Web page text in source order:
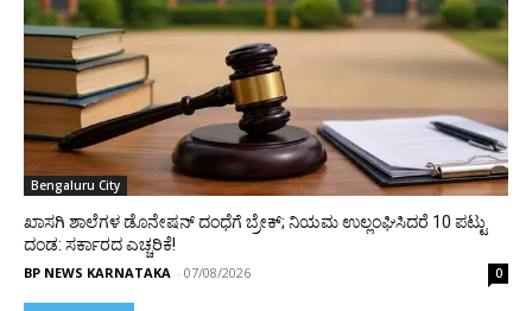
Bengaluru City
ಖಾಸಗಿ ಶಾಲೆಗಳ ಡೊನೇಷನ್ ದಂಧೆಗೆ ಬ್ರೇಕ್; ನಿಯಮ ಉಲ್ಲಂಘಿಸಿದರೆ 10 ಪಟ್ಟು
ದಂಡ: ಸರ್ಕಾರದ ಎಚ್ಚರಿಕೆ!
BP NEWS KARNATAKA - 07/08/2026 0